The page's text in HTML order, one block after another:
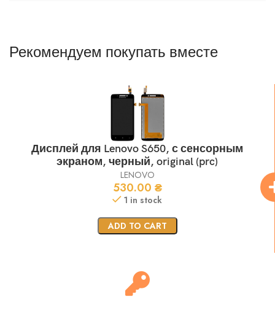
Рекомендуем покупать вместе
Дисплей для Lenovo S650, с сенсорным
экраном, черный, original (prc)
LENOVO
530.00 ₴
1 in stock
ADD TO CART